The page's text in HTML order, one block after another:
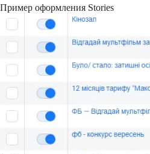
Пример оформления Stories